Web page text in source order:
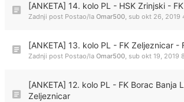
[ANKETA] 14. kolo PL - HSK Zrinjski -
Zadnji post Postao/la Omar500, sub okt 26, 2019
[ANKETA] 13. kolo PL - FK Zeljeznicar -
Zadnji post Postao/la Omar500, sub okt 19, 2019
[ANKETA] 12. kolo PL - FK Borac Banja
Zeljeznicar